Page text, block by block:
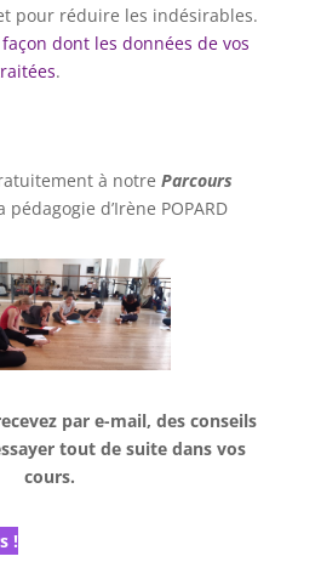
pour réduire les indésirables.
dont les données de vos
.
à notre Parcours
pédagogie d’Irène POPARD
par e-mail, des conseils
tout de suite dans vos
cours.
!